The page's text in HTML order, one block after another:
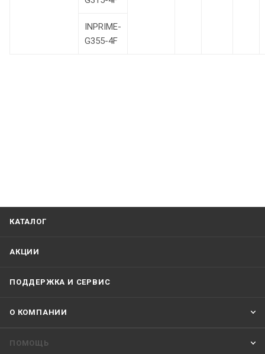
INPRIME-
G355-4F
КАТАЛОГ
АКЦИИ
ПОДДЕРЖКА И СЕРВИС
О КОМПАНИИ
ПОМОЩЬ